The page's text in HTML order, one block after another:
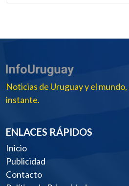
Noticias de Uruguay y el
instante.
ENLACES RÁPIDOS
Inicio
Publicidad
Contacto